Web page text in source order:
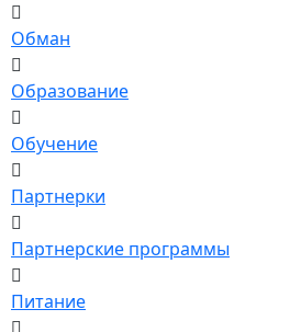
Обман
Образование
Обучение
Партнерки
Партнерские программы
Питание